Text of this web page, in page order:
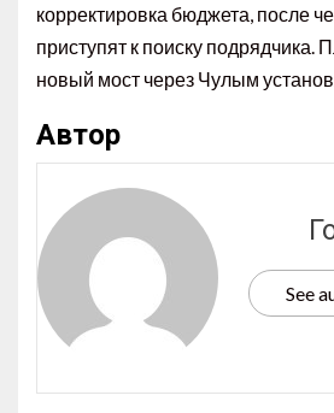
корректировка бюджета, после
приступят к поиску подрядчика.
новый мост через Чулым
Автор
See